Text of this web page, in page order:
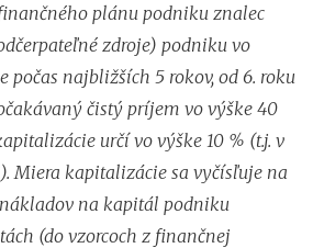
plánu podniku znalec
zdroje) podniku vo
počas najbližších 5 rokov, od 6. roku
čistý príjem vo výške 40
určí vo výške 10 % (t.j. v
Miera kapitalizácie sa vyčísľuje na
na kapitál podniku
(do vzorcoch z finančnej